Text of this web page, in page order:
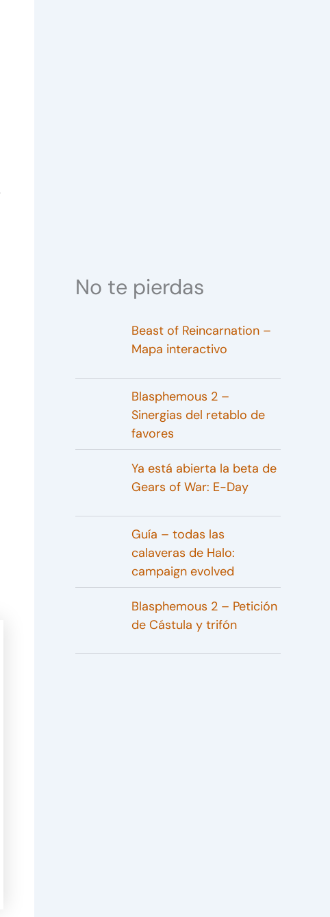
No te pierdas
Beast of Reincarnation –
Mapa interactivo
Blasphemous 2 –
Sinergias del retablo de
favores
Ya está abierta la beta de
Gears of War: E-Day
Guía – todas las
calaveras de Halo:
campaign evolved
Blasphemous 2 – Petición
de Cástula y trifón